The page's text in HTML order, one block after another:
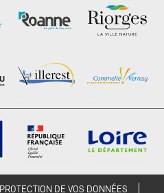
PROTECTION DE VOS DONNÉES